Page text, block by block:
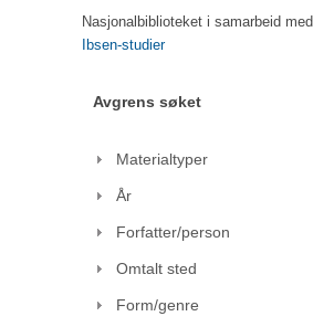
Nasjonalbiblioteket i samarbeid med
Ibsen-studier
Avgrens søket
Materialtyper
År
Forfatter/person
Omtalt sted
Form/genre